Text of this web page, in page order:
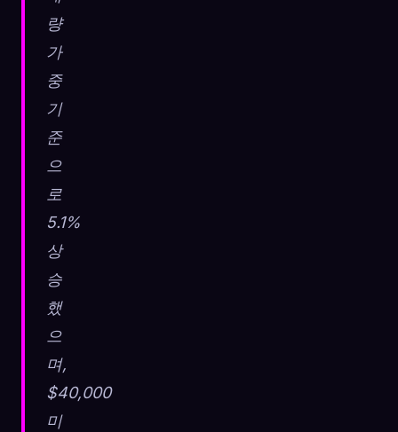
량
가
중
기
준
으
로
5.1%
상
승
했
으
며,
$40,000
미